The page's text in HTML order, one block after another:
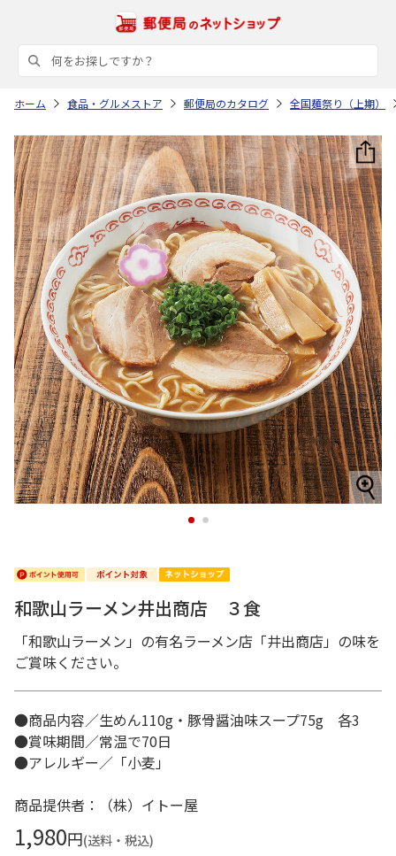
ホーム 食品・グルメストア 郵便局のカタログ 全国麺祭り（上期）
1 2
和歌山ラーメン井出商店 ３食
「和歌山ラーメン」の有名ラーメン店「井出商店」の味を
ご賞味ください。
●商品内容／生めん110g・豚骨醤油味スープ75g 各3
●賞味期間／常温で70日
●アレルギー／「小麦」
商品提供者：（株）イトー屋
1,980円(送料・税込)